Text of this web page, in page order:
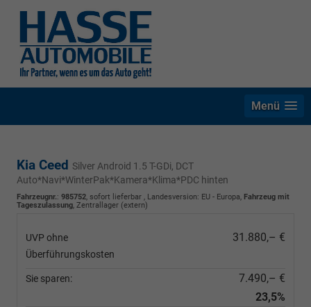
Menü
Kia Ceed Silver Android 1.5 T-GDi, DCT
Auto*Navi*WinterPak*Kamera*Klima*PDC hinten
Fahrzeugnr.: 985752, sofort lieferbar , Landesversion: EU - Europa, Fahrzeug mit
Tageszulassung, Zentrallager (extern)
UVP ohne
Überführungskosten
31.880,– €
Sie sparen:
7.490,– €
23,5%